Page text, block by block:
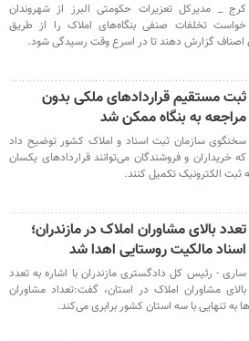
کرج _ مدیرکل تعزیرات حکومتی البرز از شهروندان
خواست تخلفات صنفی بنگاه‌های املاک را از طریق
ثبت مستقیم قراردادهای ملکی بدون
مراجعه به بنگاه ممکن شد
سخنگوی سازمان ثبت اسناد و املاک کشور توضیح داد
که خریداران و فروشندگان می‌توانند قراردادهای یکسان
ثبت الکترونیک تکمیل کنند.
تعدد بالای مشاوران املاک در مازندران؛
اسناد مالکیت روستایی اهدا شد
ساری - رئیس کل دادگستری مازندران با اشاره به تعدد
بالای مشاوران املاک در استان، گفت:تعداد مشاوران
به تنهایی با سه استان کشور برابری می‌کند.